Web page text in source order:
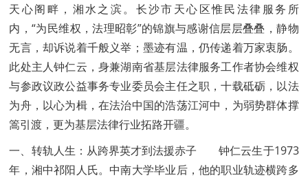
天心阁畔，湘水之滨。长沙市天心区惟民法律服务所
内，“为民维权，法理昭彰”的锦旗与感谢信层层叠叠，静物
无言，却诉说着千般义举；墨迹有温，仍传递着万家衷肠。
此处主人钟仁云，身兼湖南省基层法律服务工作者协会维权
与参政议政公益事务专业委员会主任之职，十载砥砺，以法
为舟，以心为楫，在法治中国的浩荡江河中，为弱势群体撑
篙引渡，更为基层法律行业拓路开疆。
一、转轨人生：从跨界英才到法援赤子 钟仁云生于1973
年，湘中祁阳人氏。中南大学毕业后，他的职业轨迹横跨多